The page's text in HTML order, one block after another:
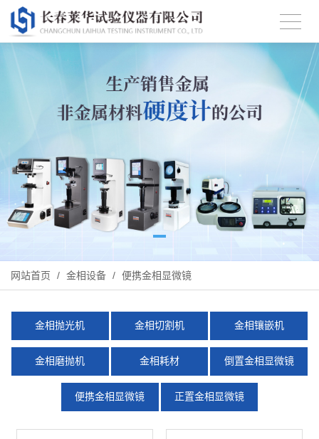
网站首页 / 金相设备 / 便携金相显微镜
金相抛光机 金相切割机 金相镶嵌机
金相磨抛机 金相耗材 倒置金相显微镜
便携金相显微镜 正置金相显微镜